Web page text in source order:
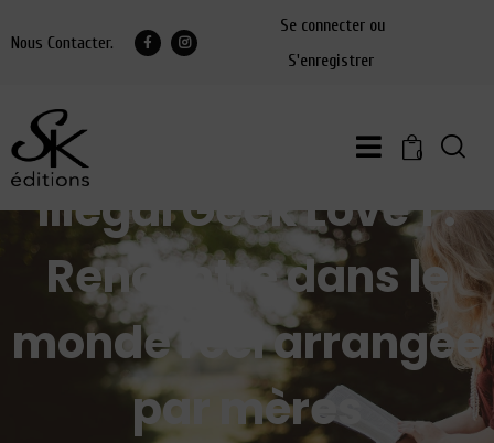
Nous Contacter.
Se connecter ou
S'enregistrer
0
Illegal Geek Love 1 :
Rencontre dans le
monde réel arrangée
par mères